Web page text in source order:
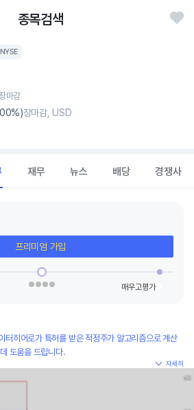
종목검색
NYSE
마감
장마감, USD
재무 뉴스 배당 경쟁사
프리미엄 가입
터히어로가 특허를 받은 적정주가 알고리즘으로 계산
도움을 드립니다.
자세히